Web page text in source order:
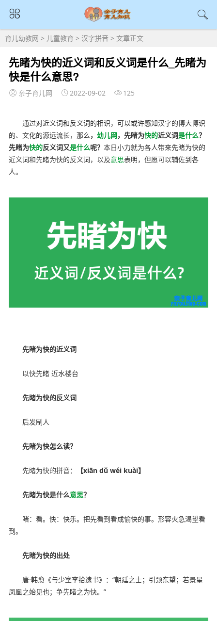
育儿幼教网 > 儿童教育 > 汉字拼音 > 文章正文
先睹为快的近义词和反义词是什么_先睹为
快是什么意思?
亲子育儿网 2022-09-02 125
通过对近义词和反义词的相识，可以或许感知汉字的博大博识
的、文化的源远流长，那么， 幼儿网，先睹为快的近义词是什么？
先睹为快的反义词又是什么呢？ 本日小力就为各人带来先睹为快的
近义词和先睹为快的反义词，以及意思表明，但愿可以辅佐到各
人。
先睹为快的近义词
以快先睹 近水楼台
先睹为快的反义词
后发制人
先睹为快怎么读？
先睹为快的拼音： 【xiān dǔ wéi kuài】
先睹为快是什么意思？
睹：看。快：快乐。把先看到看成愉快的事。形容火急渴望看
到。
先睹为快的出处
唐·韩愈《与少室李拾遗书》：“朝廷之士；引颈东望；若景星
凤凰之始见也；争先睹之为快。”